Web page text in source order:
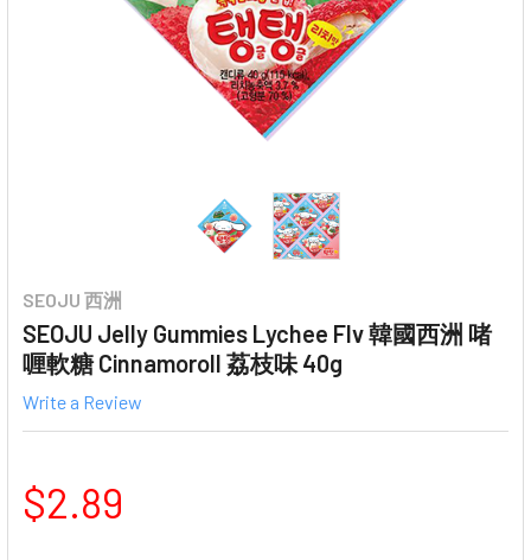
SEOJU 西洲
SEOJU Jelly Gummies Lychee Flv 韓國西洲 啫
喱軟糖 Cinnamoroll 荔枝味 40g
Write a Review
$2.89